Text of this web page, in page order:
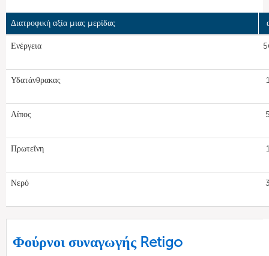
Διατροφική αξία μιας μερίδας
Ενέργεια
Υδατάνθρακας
Λίπος
Πρωτεΐνη
Νερό
Φούρνοι συναγωγής Retigo